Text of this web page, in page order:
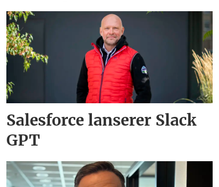
Salesforce lanserer Slack
GPT